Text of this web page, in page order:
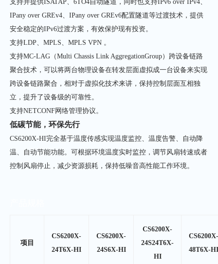
支持并提供ISATAP、6TO4自动隧道，同时也支持IPv6 over IPv4、
IPany over GREv4、IPany over GREv6配置隧道等过渡技术，提供
安全稳定的IPv6过渡方案，有效保护现有投资。
支持LDP、MPLS、MPLS VPN 。
支持MC-LAG（Multi Chassis Link AggregationGroup）跨设备链路
聚合技术，可以将两台物理设备在转发层面虚拟成一台设备来实现
跨设备链路聚合，相对于虚拟化技术来讲，保持控制层面互相独
立，提升了设备级的可靠性。
支持NETCONF网络管理协议。
低碳节能，环保先行
CS6200X-HI完全基于温度传感实现温度监控、温度告警、自动降
温、自动节能功能。可根据环境温度实时监控，调节风扇转速或者
控制风扇停止，减少资源损耗，保持低噪音高性能工作环境。
项目
CS6200X-
24T6X-HI
CS6200X-
24S6X-HI
CS6200X-
24S24T6X-
HI
CS6200X-
48T6X-HI